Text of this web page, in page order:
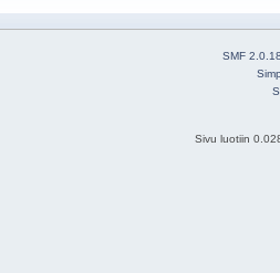
SMF
Sivu luotiin